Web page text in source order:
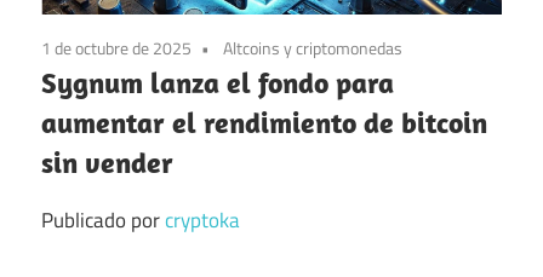
1 de octubre de 2025 Altcoins y criptomonedas
Sygnum lanza el fondo para
aumentar el rendimiento de bitcoin
sin vender
Publicado porcryptoka